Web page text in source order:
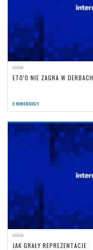
OGÓLNA
ETO'O NIE ZAGRA W DERBACH
0 KOMENTARZY
OGÓLNA
JAK GRAŁY REPREZENTACJE